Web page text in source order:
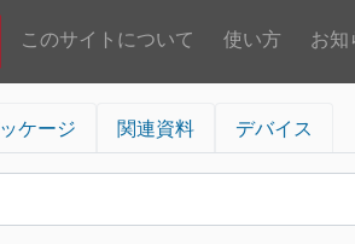
このサイトについて 使い方 お知
ケージ 関連資料 デバイス